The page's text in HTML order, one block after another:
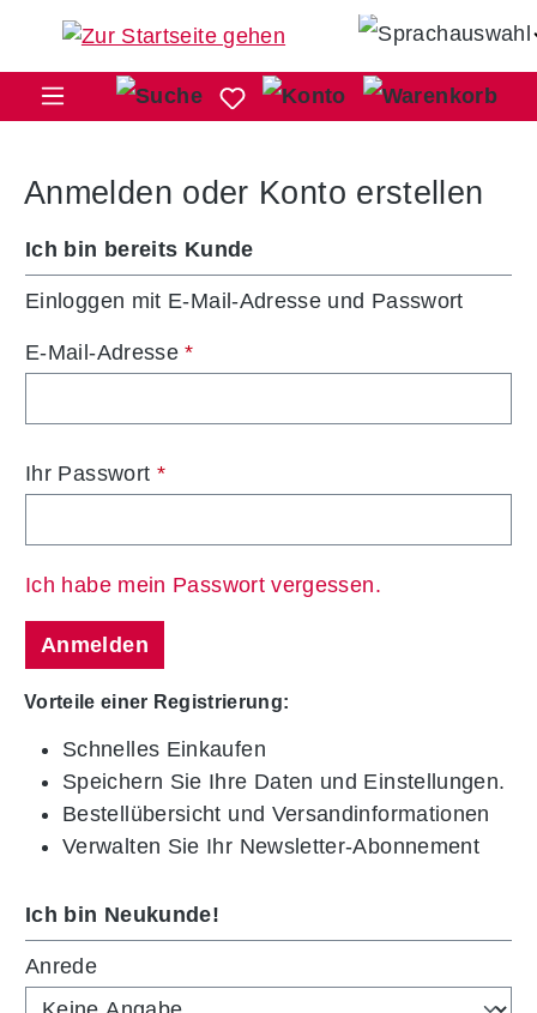
Zum Hauptinhalt springen
Anmelden oder Konto erstellen
Ich bin bereits Kunde
Einloggen mit E-Mail-Adresse und Passwort
E-Mail-Adresse*
Ihr Passwort *
Ich habe mein Passwort vergessen.
Anmelden
Vorteile einer Registrierung:
Schnelles Einkaufen
Speichern Sie Ihre Daten und Einstellungen.
Bestellübersicht und Versandinformationen
Verwalten Sie Ihr Newsletter-Abonnement
Ich bin Neukunde!
Persönliche Informationen
Anrede